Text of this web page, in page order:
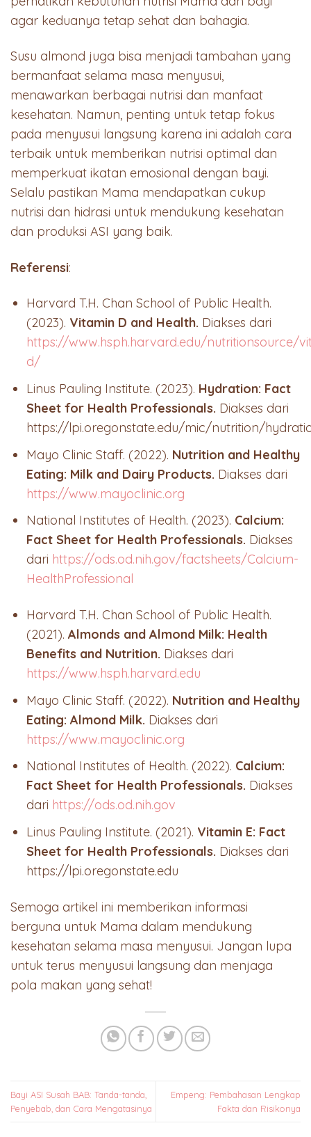
agar keduanya tetap sehat dan bahagia.
Susu almond juga bisa menjadi tambahan yang
bermanfaat selama masa menyusui,
menawarkan berbagai nutrisi dan manfaat
kesehatan. Namun, penting untuk tetap fokus
pada menyusui langsung karena ini adalah cara
terbaik untuk memberikan nutrisi optimal dan
memperkuat ikatan emosional dengan bayi.
Selalu pastikan Mama mendapatkan cukup
nutrisi dan hidrasi untuk mendukung kesehatan
dan produksi ASI yang baik.
Referensi:
Harvard T.H. Chan School of Public Health.
(2023). Vitamin D and Health. Diakses dari
https://www.hsph.harvard.edu/nutritionsource/
d/
Linus Pauling Institute. (2023). Hydration: Fact
Sheet for Health Professionals. Diakses dari
https://lpi.oregonstate.edu/mic/nutrition/
Mayo Clinic Staff. (2022). Nutrition and Healthy
Eating: Milk and Dairy Products. Diakses dari
https://www.mayoclinic.org
National Institutes of Health. (2023). Calcium:
Fact Sheet for Health Professionals. Diakses
dari https://ods.od.nih.gov/factsheets/Calcium-
HealthProfessional
Harvard T.H. Chan School of Public Health.
(2021).Almonds and Almond Milk: Health
Benefits and Nutrition. Diakses dari
https://www.hsph.harvard.edu
Mayo Clinic Staff. (2022). Nutrition and Healthy
Eating: Almond Milk. Diakses dari
https://www.mayoclinic.org
National Institutes of Health. (2022). Calcium:
Fact Sheet for Health Professionals. Diakses
dari https://ods.od.nih.gov
Linus Pauling Institute. (2021). Vitamin E: Fact
Sheet for Health Professionals. Diakses dari
https://lpi.oregonstate.edu
Semoga artikel ini memberikan informasi
berguna untuk Mama dalam mendukung
kesehatan selama masa menyusui. Jangan lupa
untuk terus menyusui langsung dan menjaga
pola makan yang sehat!
Bayi ASI Susah BAB: Tanda-tanda,
Penyebab, dan Cara Mengatasinya
Empeng: Pembahasan Lengkap
Fakta dan Risikonya